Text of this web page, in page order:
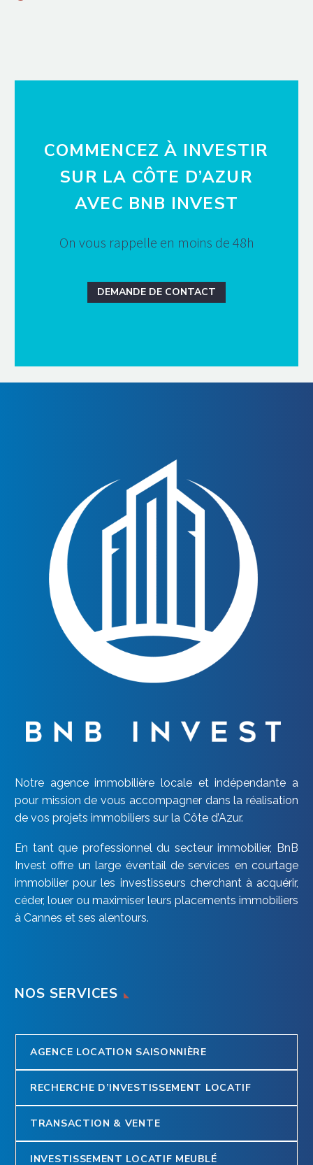
COMMENCEZ À INVESTIR
SUR LA CÔTE D’AZUR
AVEC BNB INVEST
On vous rappelle en moins de 48h
DEMANDE DE CONTACT
Notre agence immobilière locale et indépendante a
pour mission de vous accompagner dans la réalisation
de vos projets immobiliers sur la Côte d’Azur.
En tant que professionnel du secteur immobilier, BnB
Invest offre un large éventail de services en courtage
immobilier pour les investisseurs cherchant à acquérir,
céder, louer ou maximiser leurs placements immobiliers
à Cannes et ses alentours.
NOS SERVICES
AGENCE LOCATION SAISONNIÈRE
RECHERCHE D’INVESTISSEMENT LOCATIF
TRANSACTION & VENTE
INVESTISSEMENT LOCATIF MEUBLÉ